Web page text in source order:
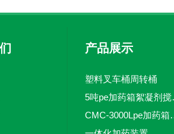
产品展示
塑料叉车桶周转桶
5吨pe
CMC-